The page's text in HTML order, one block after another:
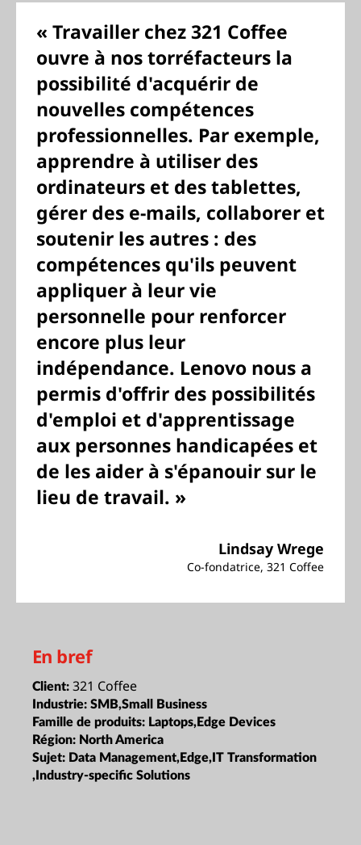
« Travailler chez 321 Coffee
ouvre à nos torréfacteurs la
possibilité d'acquérir de
nouvelles compétences
professionnelles. Par exemple,
apprendre à utiliser des
ordinateurs et des tablettes,
gérer des e-mails, collaborer et
soutenir les autres : des
compétences qu'ils peuvent
appliquer à leur vie
personnelle pour renforcer
encore plus leur
indépendance. Lenovo nous a
permis d'offrir des possibilités
d'emploi et d'apprentissage
aux personnes handicapées et
de les aider à s'épanouir sur le
lieu de travail. »
Lindsay Wrege
Co-fondatrice, 321 Coffee
En bref
Client: 321 Coffee
Industrie: SMB,Small Business
Famille de produits: Laptops,Edge Devices
Région: North America
Sujet: Data Management,Edge,IT Transformation
,Industry-specific Solutions